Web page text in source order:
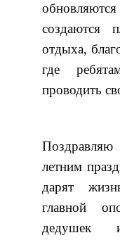
создаются
отдыха,
где
проводить
летним
дарят
главной
дедушек